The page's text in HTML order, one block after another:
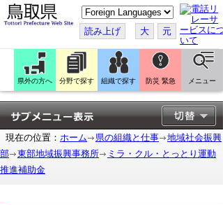
こ
の
ペ
ー
ジ
翻
訳
す
る
読み上げ 大 元
県外の方へ 分野で探す 組織で探す 防災 緊急 メニュー
現在の位置： ホーム 県の組織と仕事
地域社会振興
部
東部地域振興事務所
ミラ・クル・とっとり運動
推進補助金